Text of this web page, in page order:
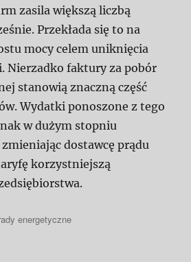
zasila większą liczbą
Przekłada się to na
mocy celem uniknięcia
Nierzadko faktury za pobór
stanowią znaczną część
Wydatki ponoszone z tego
w dużym stopniu
dostawcę prądu
korzystniejszą
energetyczne